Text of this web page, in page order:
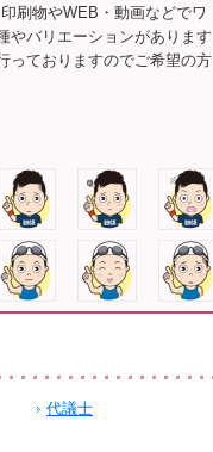
刷物やWEB・動画などでワ
やバリエーションがあります
っておりますのでご希望の方
代議士